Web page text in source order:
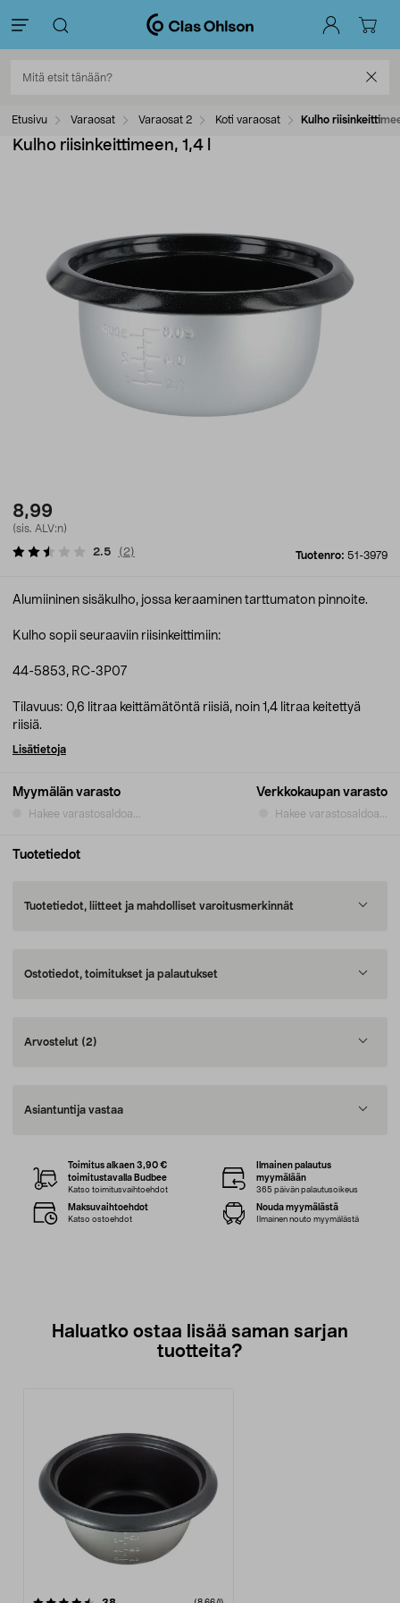
Etusivu Varaosat Varaosat 2 Koti varaosat Kulho
Kulho riisinkeittimeen, 1,4 l
8,99
(sis. ALV:n)
Tuotenro: 51-3979
2.5 ( 2)
Myymälän varasto
Hakee varastosaldoa...
Verkkokaupan varasto
Hakee varastosaldoa...
Alumiininen sisäkulho, jossa keraaminen tarttumaton pinnoite.
Kulho sopii seuraaviin riisinkeittimiin:
44-5853, RC-3P07
Tilavuus: 0,6 litraa keittämätöntä riisiä, noin 1,4 litraa keitettyä
riisiä.
Lisätietoja
Tuotetiedot
Tuotetiedot, liitteet ja mahdolliset varoitusmerkinnät
Ostotiedot, toimitukset ja palautukset
Arvostelut (2)
Asiantuntija vastaa
Toimitus alkaen 3,90 €
toimitustavalla Budbee
Katso toimitusvaihtoehdot
Ilmainen palautus
myymälään
365 päivän palautusoikeus
Maksuvaihtoehdot
Katso ostoehdot
Nouda myymälästä
Ilmainen nouto myymälästä
Haluatko ostaa lisää saman sarjan
tuotteita?